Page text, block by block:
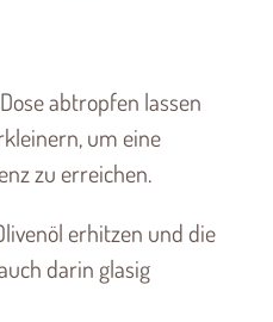
abtropfen lassen
um eine
zu erreichen.
erhitzen und die
darin glasig